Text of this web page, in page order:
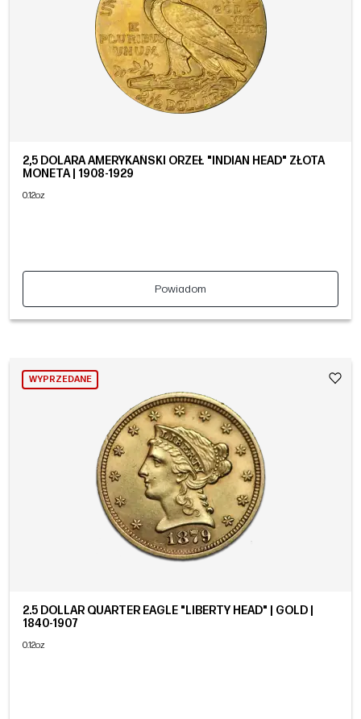
2,5 DOLARA AMERYKAŃSKI ORZEŁ "INDIAN HEAD" ZŁOTA
MONETA | 1908-1929
0.12oz
Powiadom
WYPRZEDANE
2.5 DOLLAR QUARTER EAGLE "LIBERTY HEAD" | GOLD |
1840-1907
0.12oz